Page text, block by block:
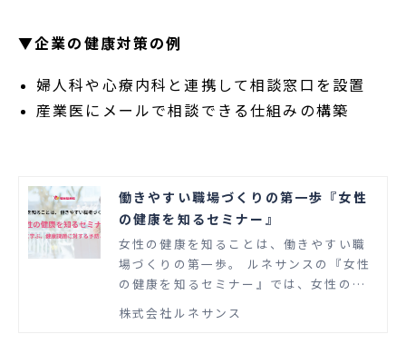
▼企業の健康対策の例
婦人科や心療内科と連携して相談窓口を設置
産業医にメールで相談できる仕組みの構築
働きやすい職場づくりの第一歩『女性
の健康を知るセミナー』
女性の健康を知ることは、働きやすい職
場づくりの第一歩。 ルネサンスの『女性
の健康を知るセミナー』では、女性のラ
イフステージに合わせた健康課題対策を
学べます。働く女性の増加とライフスタ
株式会社ルネサンス